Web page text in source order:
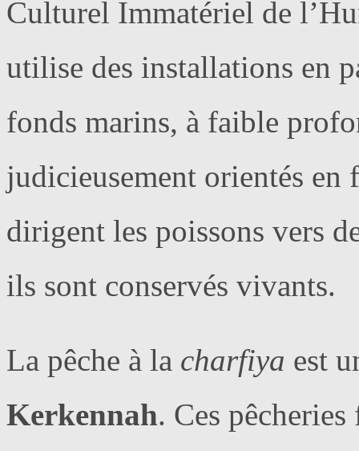
Culturel Immatériel de
utilise des installations en
fonds marins, à faible
judicieusement orientés en
dirigent les poissons vers
ils sont conservés vivants.
La pêche à la charfiya est
Kerkennah. Ces